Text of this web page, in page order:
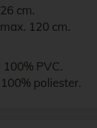
cm.
120 cm.
PVC.
poliester.